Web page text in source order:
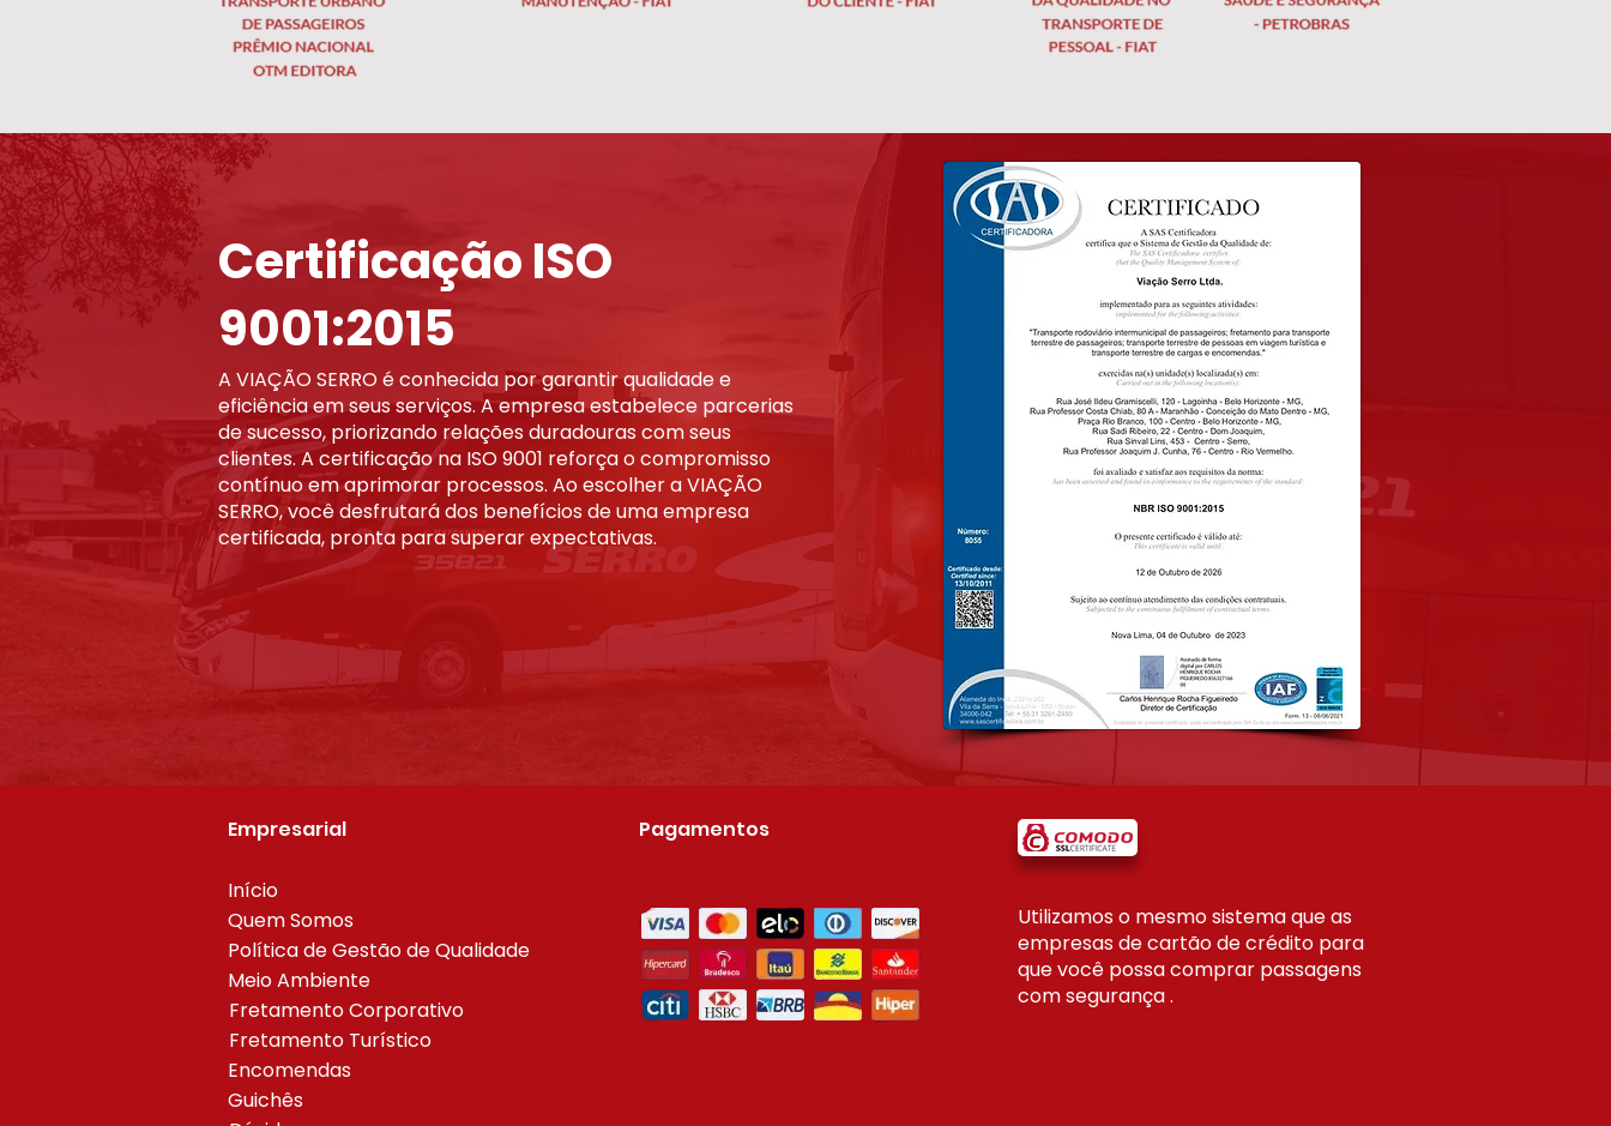
Certificação ISO
9001:2015
A VIAÇÃO SERRO é conhecida por garantir qualidade e
eficiência em seus serviços. A empresa estabelece parcerias
de sucesso, priorizando relações duradouras com seus
clientes. A certificação na ISO 9001 reforça o compromisso
contínuo em aprimorar processos. Ao escolher a VIAÇÃO
SERRO, você desfrutará dos benefícios de uma empresa
certificada, pronta para superar expectativas.
Empresarial Pagamentos
Início
Quem Somos
Política de Gestão de Qualidade
Meio Ambiente
Fretamento Corporativo
Utilizamos o mesmo sistema que as
empresas de cartão de crédito para
que você possa comprar passagens
com segurança .
Fretamento Turístico
Encomendas
Guichês